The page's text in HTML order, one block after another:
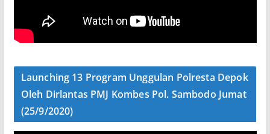
Launching 13 Program Unggulan Polresta Depok
Oleh Dirlantas PMJ Kombes Pol. Sambodo Jumat
(25/9/2020)